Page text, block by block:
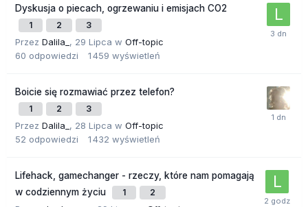
Dyskusja o piecach, ogrzewaniu i emisjach CO2
1 2 3
Przez Dalila_ , 29 Lipca w Off-topic
60 odpowiedzi 1 459 wyświetleń
Boicie się rozmawiać przez telefon?
1 2 3
Przez Dalila_ , 28 Lipca w Off-topic
52 odpowiedzi 1 432 wyświetleń
Lifehack, gamechanger - rzeczy, które nam pomagają
w codziennym życiu
1 2